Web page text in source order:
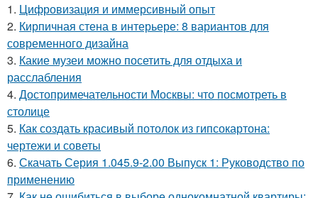
1. Цифровизация и иммерсивный опыт
2. Кирпичная стена в интерьере: 8 вариантов для
современного дизайна
3. Какие музеи можно посетить для отдыха и
расслабления
4. Достопримечательности Москвы: что посмотреть в
столице
5. Как создать красивый потолок из гипсокартона:
чертежи и советы
6. Скачать Серия 1.045.9-2.00 Выпуск 1: Руководство по
применению